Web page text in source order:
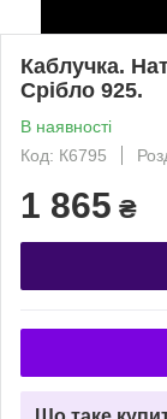
Каблучка.
Срібло 925.
В наявності
Код: К6795
1 865 ₴